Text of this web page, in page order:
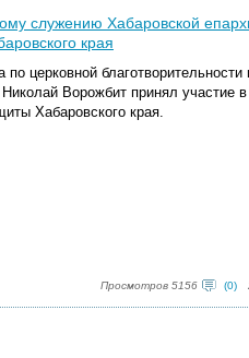
служению Хабаровской
края
церковной
Ворожбит принял участие в
Хабаровского края.
Просмотров 5156 (0)